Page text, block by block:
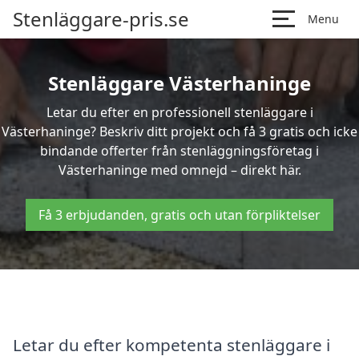
Stenläggare-pris.se Menu
Stenläggare Västerhaninge
Letar du efter en professionell stenläggare i
Västerhaninge? Beskriv ditt projekt och få 3 gratis och icke
bindande offerter från stenläggningsföretag i
Västerhaninge med omnejd – direkt här.
Få 3 erbjudanden, gratis och utan förpliktelser
Letar du efter kompetenta stenläggare i